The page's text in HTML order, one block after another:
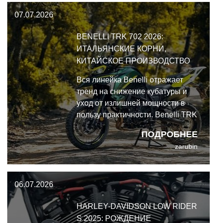
второе.
07.07.2026
BENELLI TRK 702 2026:
ИТАЛЬЯНСКИЕ КОРНИ,
КИТАЙСКОЕ ПРОИЗВОДСТВО
ПОДРОБНЕЕ
Вся линейка Benelli отражает
тренд на снижение кубатуры и
уход от излишней мощности в
пользу практичности. Benelli TRK
702 — это не огнедышащий
снаряд, а рациональный
инструмент, который можно
использовать почти на всю
катушку, не выезжая за грань
разумного.
zarubin
06.07.2026
HARLEY-DAVIDSON LOW RIDER
S 2025: РОЖДЕНИЕ